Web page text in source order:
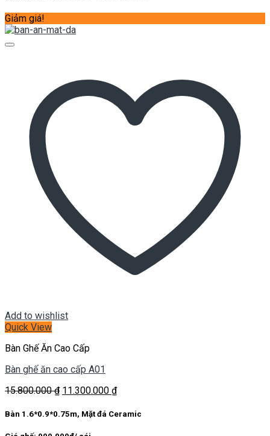
Giảm giá!
Add to wishlist
Quick View
Bàn Ghế Ăn Cao Cấp
Bàn ghế ăn cao cấp A01
15.800.000₫ Giá
là:
11.300.000 ₫Giá
tại
Bàn 1.6*0.9*0.75m, Mặt đá Ceramic